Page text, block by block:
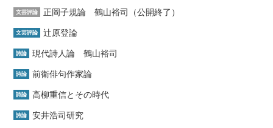
文芸評論 正岡子規論 鶴山裕司（公開終了）
文芸評論 辻原登論
詩論 現代詩人論 鶴山裕司
詩論 前衛俳句作家論
詩論 高柳重信とその時代
詩論 安井浩司研究